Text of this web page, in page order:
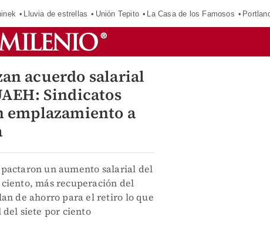
Lluvia de estrellas Unión Tepito La Casa de los Famosos
acuerdo salarial
Sindicatos
emplazamiento a
un aumento salarial del
más recuperación del
de ahorro para el retiro lo que
del siete por ciento